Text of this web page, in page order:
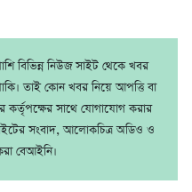
বিভিন্ন নিউজ সাইট থেকে খবর
তাই কোন খবর নিয়ে আপত্তি বা
কর্তৃপক্ষের সাথে যোগাযোগ করার
সংবাদ, আলোকচিত্র অডিও ও
বেআইনি।